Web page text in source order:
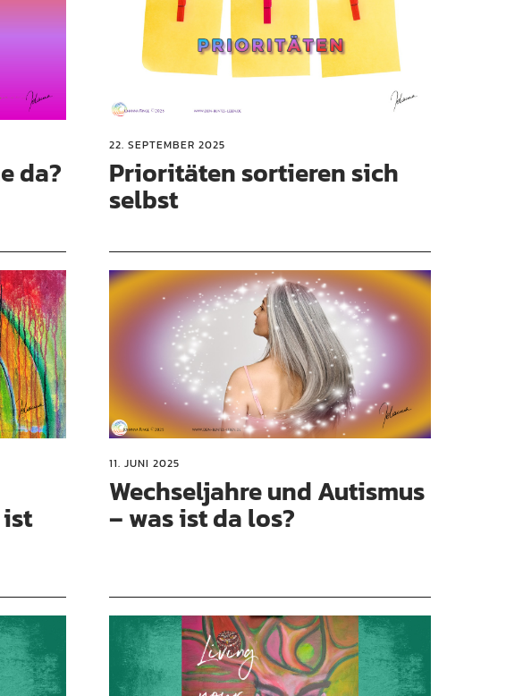
da?
22. SEPTEMBER 2025
Prioritäten sortieren sich
selbst
11. JUNI 2025
Wechseljahre und Autismus
– was ist da los?